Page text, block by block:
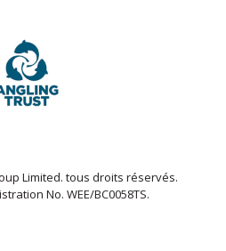
Limited. tous droits réservés.
No. WEE/BC0058TS.